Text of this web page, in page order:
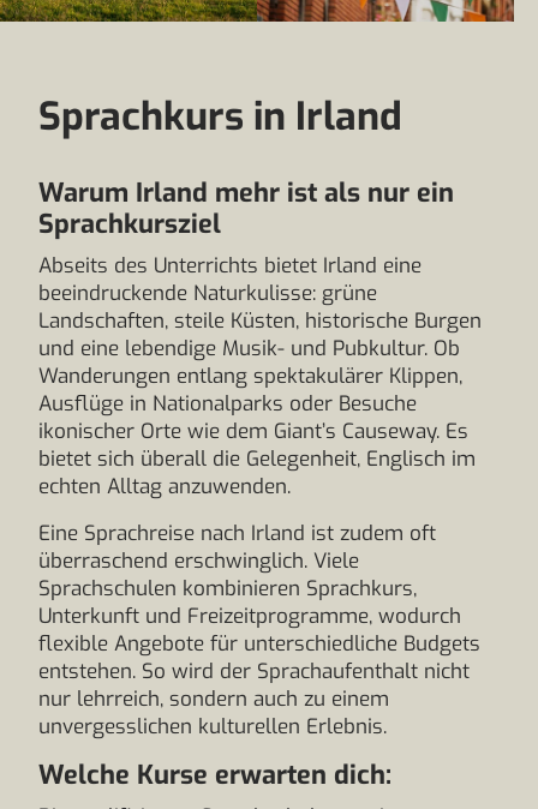
Sprachkurs in Irland
Warum Irland mehr ist als nur ein
Sprachkursziel
Abseits des Unterrichts bietet Irland eine
beeindruckende Naturkulisse: grüne
Landschaften, steile Küsten, historische Burgen
und eine lebendige Musik- und Pubkultur. Ob
Wanderungen entlang spektakulärer Klippen,
Ausflüge in Nationalparks oder Besuche
ikonischer Orte wie dem Giant’s Causeway. Es
bietet sich überall die Gelegenheit, Englisch im
echten Alltag anzuwenden.
Eine Sprachreise nach Irland ist zudem oft
überraschend erschwinglich. Viele
Sprachschulen kombinieren Sprachkurs,
Unterkunft und Freizeitprogramme, wodurch
flexible Angebote für unterschiedliche Budgets
entstehen. So wird der Sprachaufenthalt nicht
nur lehrreich, sondern auch zu einem
unvergesslichen kulturellen Erlebnis.
Welche Kurse erwarten dich: